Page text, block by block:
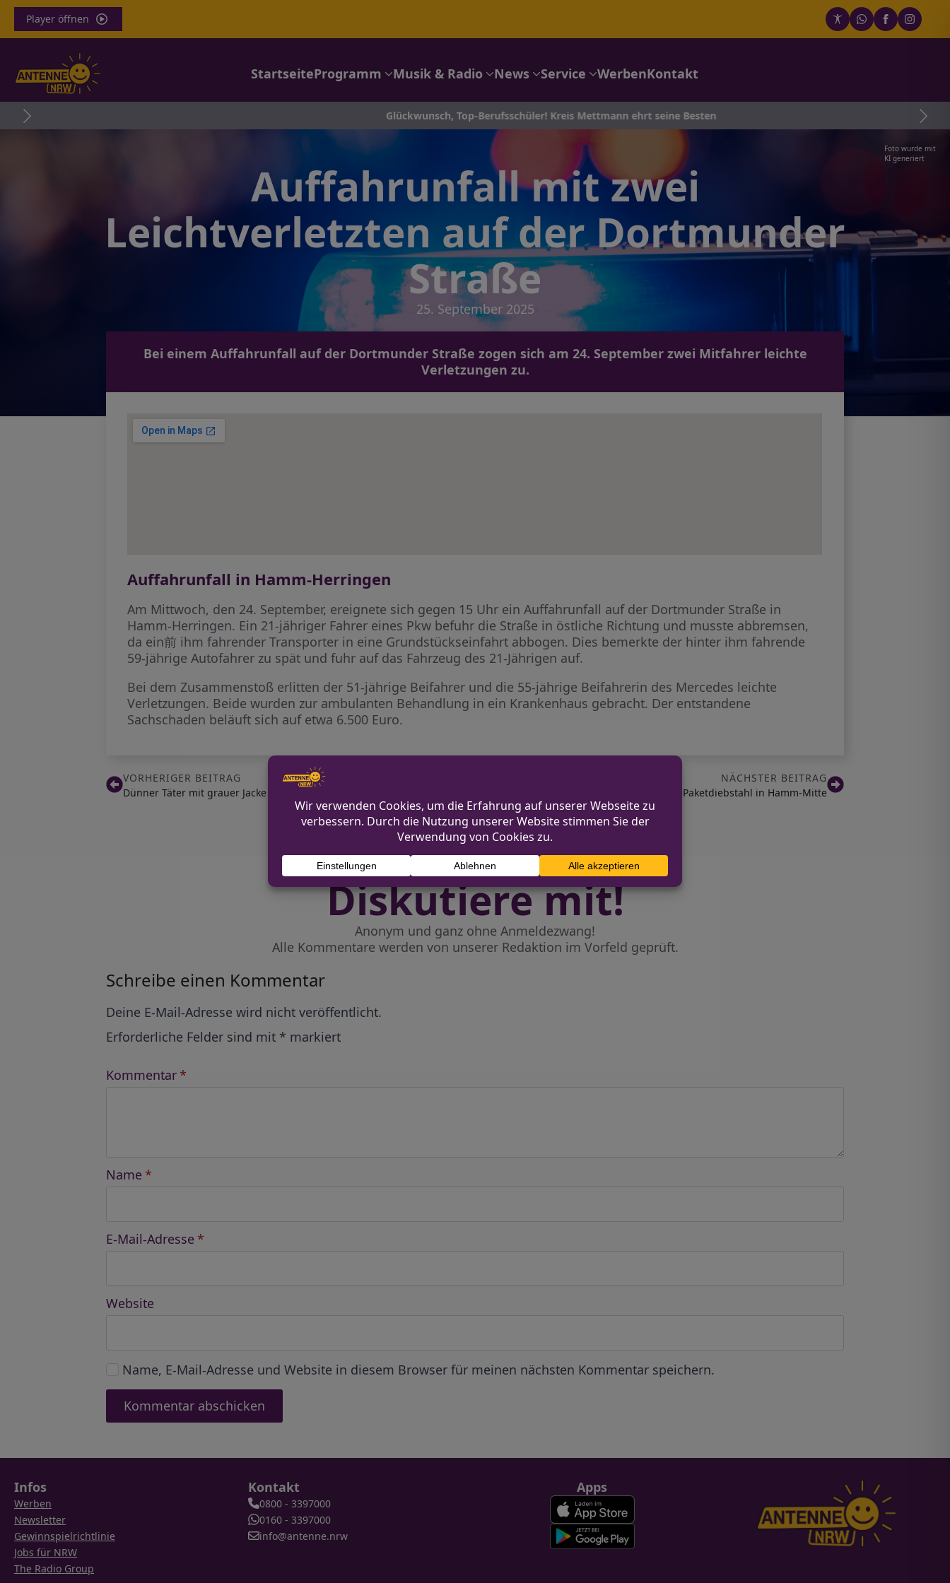
Player öffnen
StartseiteProgramm Musik & Radio News Service WerbenKontakt
Glückwunsch, Top-Berufsschüler! Kreis Mettmann ehrt seine Besten
Foto wurde mit
KI generiert
Auffahrunfall mit zwei
Leichtverletzten auf der Dortmunder
Straße
25. September 2025
Bei einem Auffahrunfall auf der Dortmunder Straße zogen sich am 24. September zwei Mitfahrer leichte
Verletzungen zu.
Auffahrunfall in Hamm-Herringen
Am Mittwoch, den 24. September, ereignete sich gegen 15 Uhr ein Auffahrunfall auf der Dortmunder Straße in
Hamm-Herringen. Ein 21-jähriger Fahrer eines Pkw befuhr die Straße in östliche Richtung und musste abbremsen,
da ein前 ihm fahrender Transporter in eine Grundstückseinfahrt abbogen. Dies bemerkte der hinter ihm fahrende
59-jährige Autofahrer zu spät und fuhr auf das Fahrzeug des 21-Jährigen auf.
Bei dem Zusammenstoß erlitten der 51-jährige Beifahrer und die 55-jährige Beifahrerin des Mercedes leichte
Verletzungen. Beide wurden zur ambulanten Behandlung in ein Krankenhaus gebracht. Der entstandene
Sachschaden beläuft sich auf etwa 6.500 Euro.
VORHERIGER BEITRAG
Dünner Täter mit grauer Jacke und gelber Kapuze gesucht
NÄCHSTER BEITRAG
Versuchter Paketdiebstahl in Hamm-Mitte
Diskutiere mit!
Anonym und ganz ohne Anmeldezwang!
Alle Kommentare werden von unserer Redaktion im Vorfeld geprüft.
Schreibe einen Kommentar
Deine E-Mail-Adresse wird nicht veröffentlicht.
Erforderliche Felder sind mit * markiert
Kommentar *
Name *
E-Mail-Adresse *
Website
Name, E-Mail-Adresse und Website in diesem Browser für meinen nächsten Kommentar speichern.
Infos
Werben
Newsletter
Gewinnspielrichtlinie
Jobs für NRW
The Radio Group
Kontakt
0800 - 3397000
0160 - 3397000
info@antenne.nrw
Apps